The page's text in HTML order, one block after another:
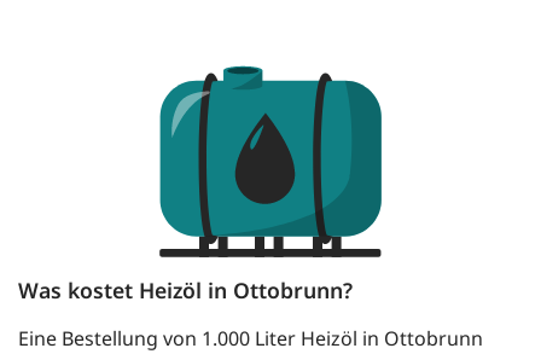
Was kostet Heizöl in Ottobrunn?
Eine Bestellung von 1.000 Liter Heizöl in Ottobrunn